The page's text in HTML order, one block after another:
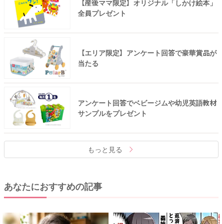
【産後ママ限定】オリジナル「しかけ絵本」
全員プレゼント
【エリア限定】アンケート回答で豪華賞品が
当たる
アンケート回答でベビージムや幼児英語教材
サンプルをプレゼント
もっと見る
あなたにおすすめの記事